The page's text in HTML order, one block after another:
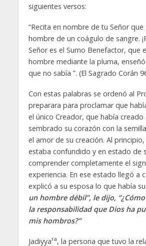
siguientes versos:
“Recita en nombre de tu Señor que
hombre de un coágulo de sangre.
Señor es el Sumo Benefactor, que
hombre mediante la pluma,
que no sabía ”. (El Sagrado Corán
Con estas palabras se ordenó al
preparara para proclamar que
el único Creador, que había
sembrado su corazón con la
el amor de su creación. Al
estaba confundido y en estado de
comprender completamente el
experiencia. En ese estado llegó a
explicó a su esposa lo que había
un hombre débil”, le dijo,
la responsabilidad que Dios ha
mis hombros?”
Jadiyyara, la persona que tuvo la